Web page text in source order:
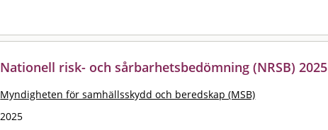
Nationell risk- och sårbarhetsbedömning (NRSB) 2025
Myndigheten för samhällsskydd och beredskap (MSB)
2025